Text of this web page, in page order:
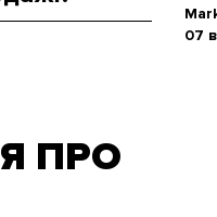
07
ПРО